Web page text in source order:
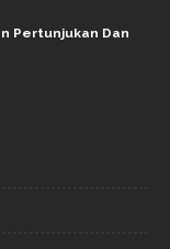
Pertunjukan Dan